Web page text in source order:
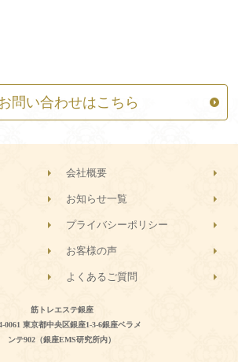
問い合わせはこちら
筋トレエステ銀座
0061 東京都中央区銀座1-3-6銀座ベラメ
ンテ902（銀座EMS研究所内）
会社概要
お知らせ一覧
プライバシーポリシー
お客様の声
よくあるご質問